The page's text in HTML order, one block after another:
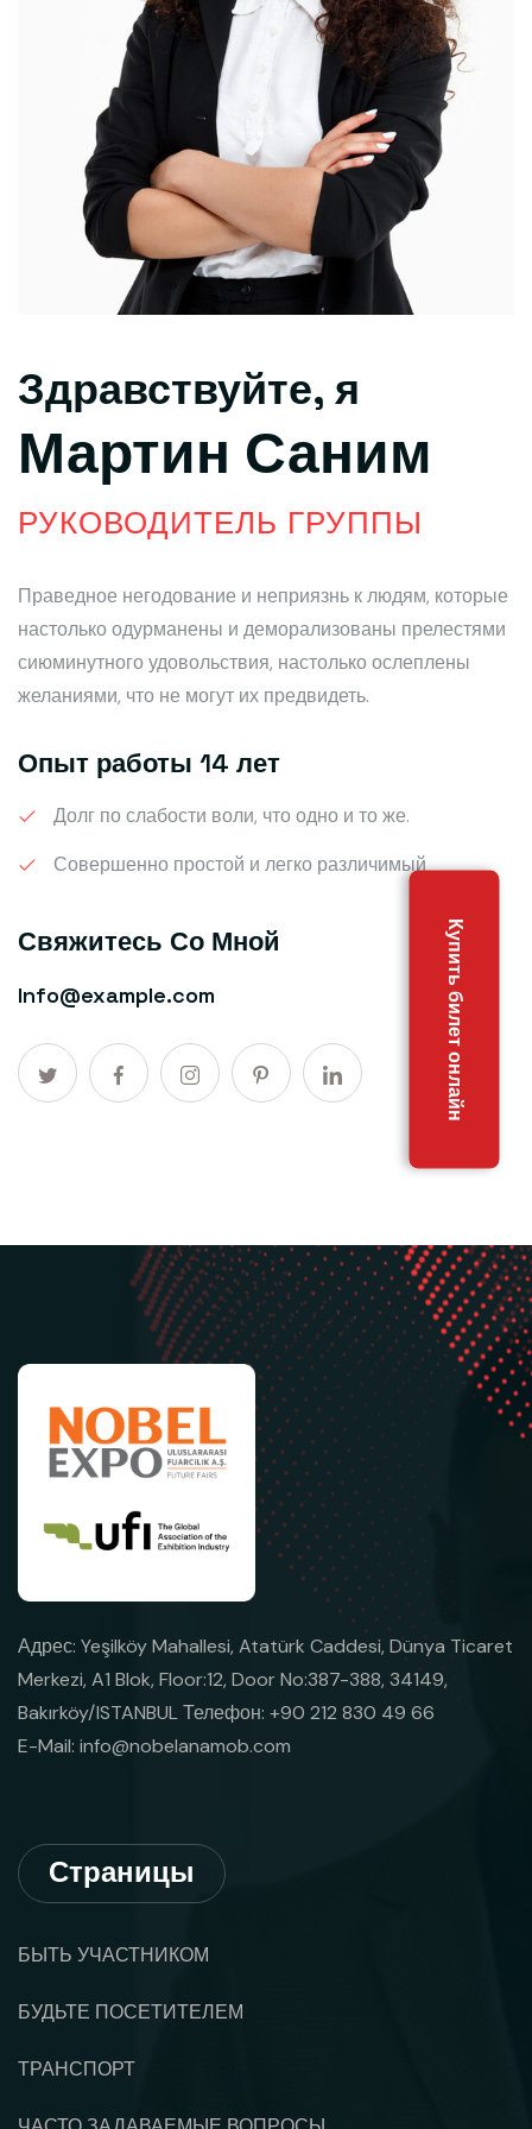
Здравствуйте, я
Мартин Саним
РУКОВОДИТЕЛЬ ГРУППЫ
Праведное негодование и неприязнь к людям, которые
настолько одурманены и деморализованы прелестями
сиюминутного удовольствия, настолько ослеплены
желаниями, что не могут их предвидеть.
Опыт работы 14 лет
Долг по слабости воли, что одно и то же.
Совершенно простой и легко различимый
Свяжитесь Со Мной
Info@example.com
Адрес: Yeşilköy Mahallesi, Atatürk Caddesi, Dünya Ticaret
Merkezi, A1 Blok, Floor:12, Door No:387-388, 34149,
Bakırköy/ISTANBUL Телефон: +90 212 830 49 66
E-Mail: info@nobelanamob.com
Страницы
БЫТЬ УЧАСТНИКОМ
БУДЬТЕ ПОСЕТИТЕЛЕМ
ТРАНСПОРТ
Купить билет онлайн